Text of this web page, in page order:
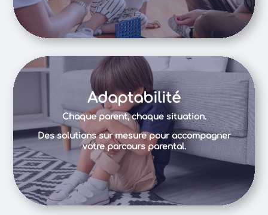
Adaptabilité
Chaque parent, chaque situation.
Des solutions sur mesure pour accompagner
votre parcours parental.